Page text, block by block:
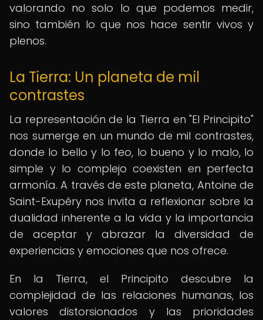
valorando no solo lo que podemos medir,
sino también lo que nos hace sentir vivos y
plenos.
La Tierra: Un planeta de mil
contrastes
La representación de la Tierra en "El Principito"
nos sumerge en un mundo de mil contrastes,
donde lo bello y lo feo, lo bueno y lo malo, lo
simple y lo complejo coexisten en perfecta
armonía. A través de este planeta, Antoine de
Saint-Exupéry nos invita a reflexionar sobre la
dualidad inherente a la vida y la importancia
de aceptar y abrazar la diversidad de
experiencias y emociones que nos ofrece.
En la Tierra, el Principito descubre la
complejidad de las relaciones humanas, los
valores distorsionados y las prioridades